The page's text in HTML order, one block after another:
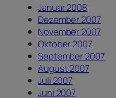
Januar 2008
Dezember 2007
November 2007
Oktober 2007
September 2007
August 2007
Juli 2007
Juni 2007